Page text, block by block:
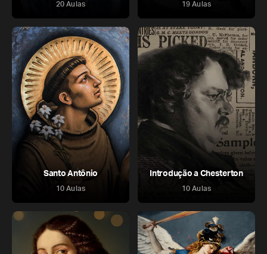
20 Aulas 19 Aulas
Santo Antônio
10 Aulas
Introdução a Chesterton
10 Aulas